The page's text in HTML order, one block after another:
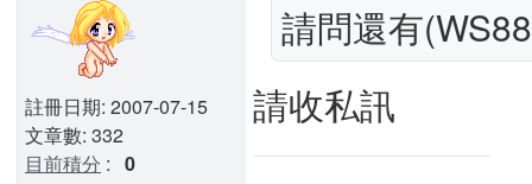
註冊日期: 2007-07-15
文章數: 332
目前積分 : 0
請問還有
請收私訊